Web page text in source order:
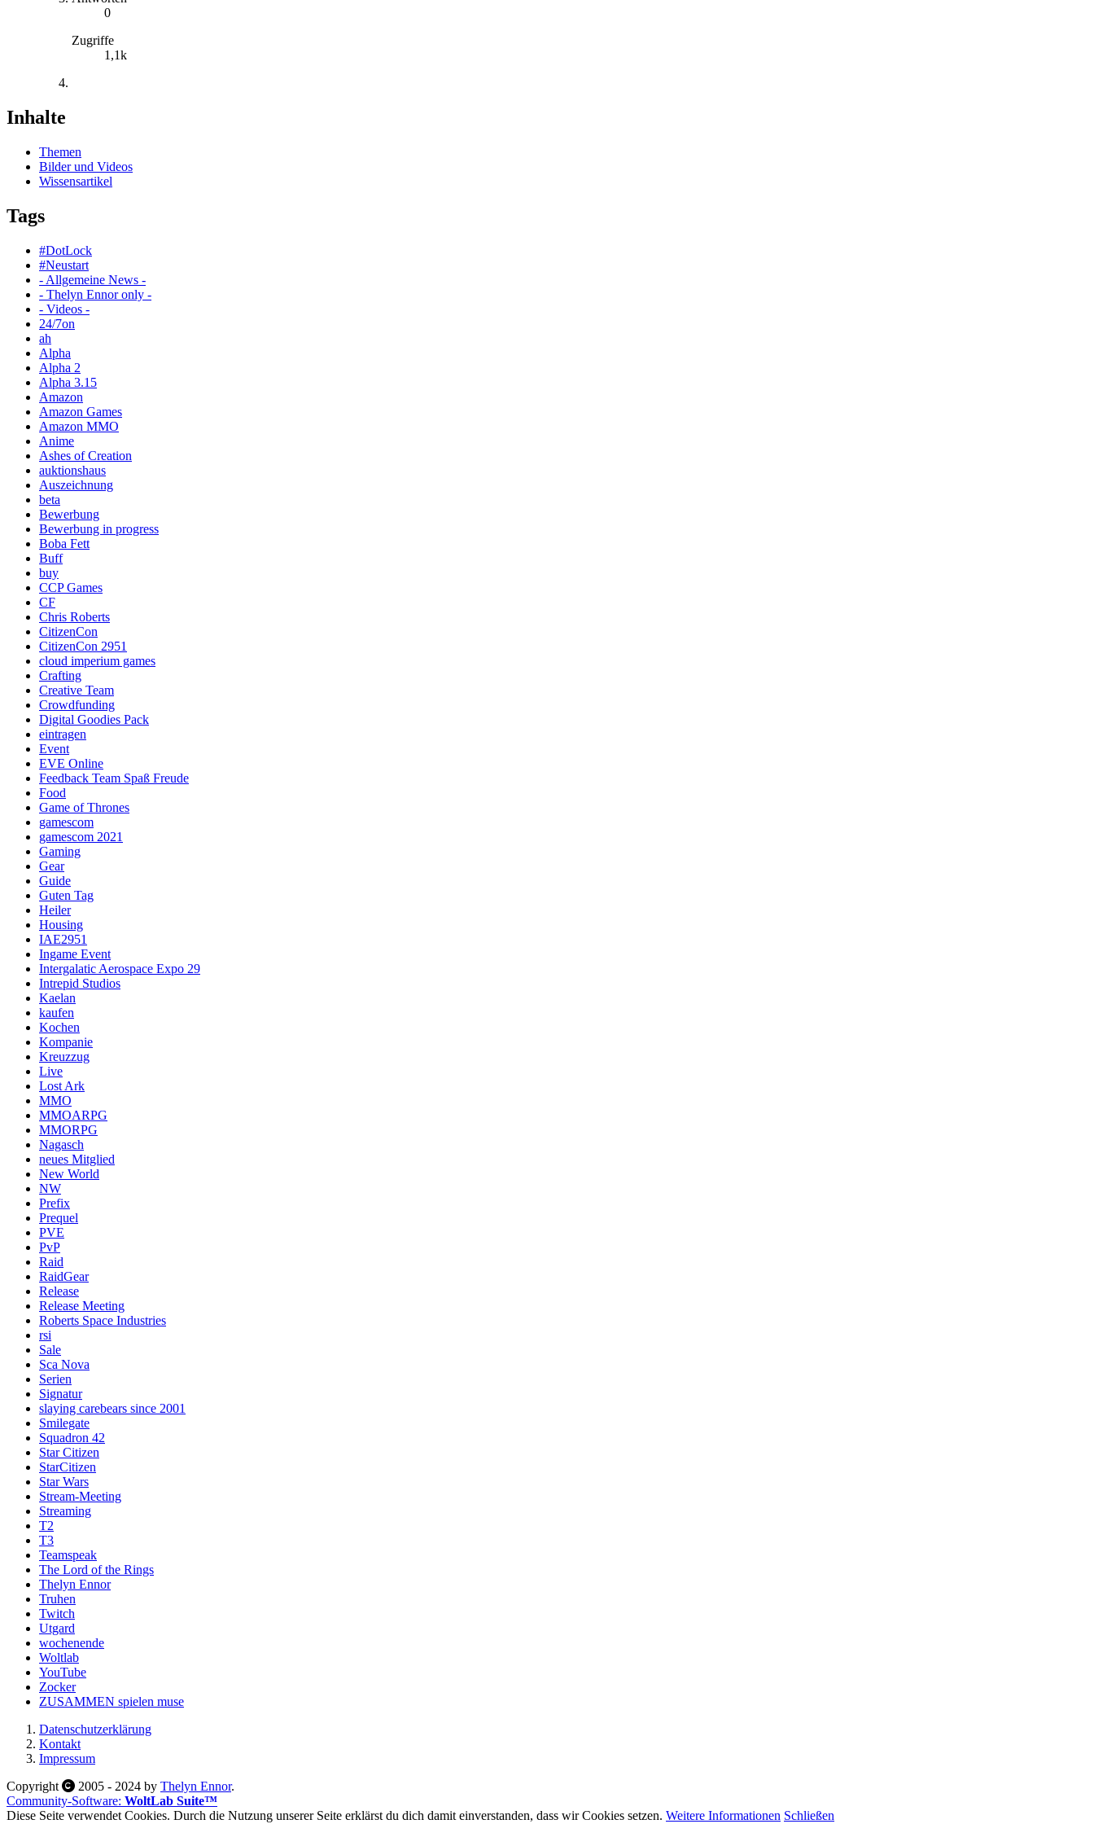
0
Zugriffe
1,1k
Inhalte
Themen
Bilder und Videos
Wissensartikel
Tags
#DotLock
#Neustart
- Allgemeine News -
- Thelyn Ennor only -
- Videos -
24/7on
ah
Alpha
Alpha 2
Alpha 3.15
Amazon
Amazon Games
Amazon MMO
Anime
Ashes of Creation
auktionshaus
Auszeichnung
beta
Bewerbung
Bewerbung in progress
Boba Fett
Buff
buy
CCP Games
CF
Chris Roberts
CitizenCon
CitizenCon 2951
cloud imperium games
Crafting
Creative Team
Crowdfunding
Digital Goodies Pack
eintragen
Event
EVE Online
Feedback Team Spaß Freude
Food
Game of Thrones
gamescom
gamescom 2021
Gaming
Gear
Guide
Guten Tag
Heiler
Housing
IAE2951
Ingame Event
Intergalatic Aerospace Expo 29
Intrepid Studios
Kaelan
kaufen
Kochen
Kompanie
Kreuzzug
Live
Lost Ark
MMO
MMOARPG
MMORPG
Nagasch
neues Mitglied
New World
NW
Prefix
Prequel
PVE
PvP
Raid
RaidGear
Release
Release Meeting
Roberts Space Industries
rsi
Sale
Sca Nova
Serien
Signatur
slaying carebears since 2001
Smilegate
Squadron 42
Star Citizen
StarCitizen
Star Wars
Stream-Meeting
Streaming
T2
T3
Teamspeak
The Lord of the Rings
Thelyn Ennor
Truhen
Twitch
Utgard
wochenende
Woltlab
YouTube
Zocker
ZUSAMMEN spielen muse
Datenschutzerklärung
Kontakt
Impressum
Copyright
2005 - 2024 by Thelyn Ennor.
Community-Software: WoltLab Suite™
Diese Seite verwendet Cookies. Durch die Nutzung unserer Seite erklärst du dich damit einverstanden, dass wir Cookies setzen. Weitere Informationen Schließen